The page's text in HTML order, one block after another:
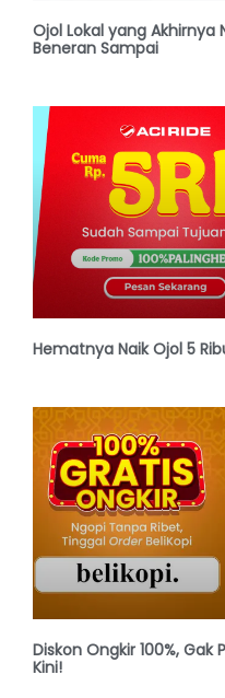
Ojol Lokal yang Akhirnya
Beneran Sampai
Hematnya Naik Ojol 5
Diskon Ongkir 100%,
Kini!